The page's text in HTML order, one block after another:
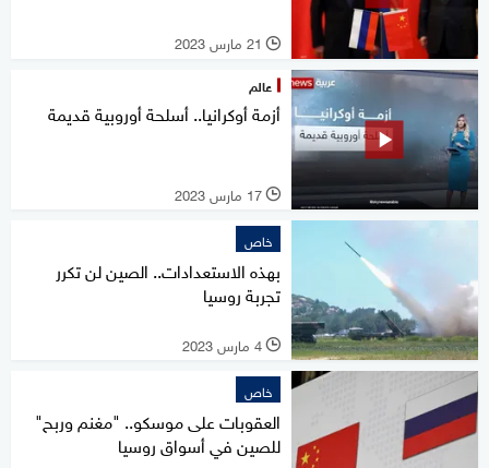
l 21 مارس 2023
عالم
أزمة أوكرانيا.. أسلحة أوروبية قديمة
l 17 مارس 2023
خاص
بهذه الاستعدادات.. الصين لن تكرر
تجربة روسيا
l 4 مارس 2023
خاص
العقوبات على موسكو.. "مغنم وربح"
للصين في أسواق روسيا